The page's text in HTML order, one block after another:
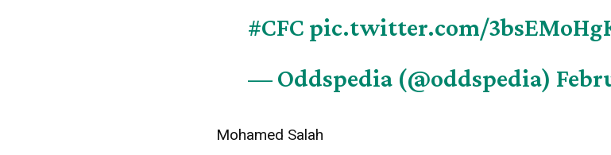
#CFC pic.twitter.com/
— Oddspedia (@oddspedia)
Mohamed Salah